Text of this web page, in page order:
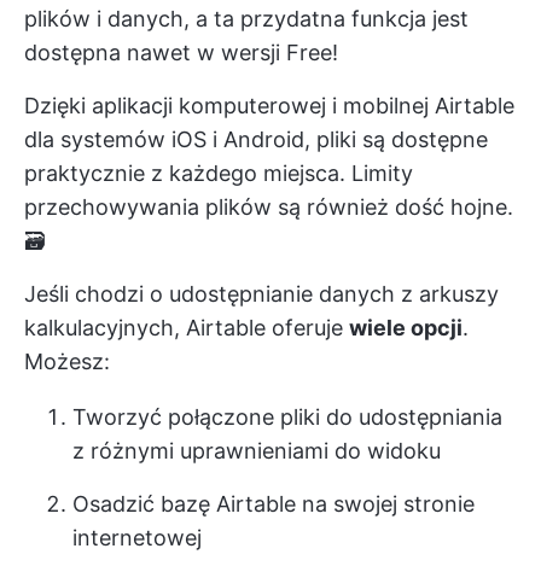
plików i danych, a ta przydatna funkcja jest
dostępna nawet w wersji Free!
Dzięki aplikacji komputerowej i mobilnej Airtable
dla systemów iOS i Android, pliki są dostępne
praktycznie z każdego miejsca. Limity
przechowywania plików są również dość hojne.
🗃️
Jeśli chodzi o udostępnianie danych z arkuszy
kalkulacyjnych, Airtable oferuje wiele opcji.
Możesz:
Tworzyć połączone pliki do udostępniania
z różnymi uprawnieniami do widoku
Osadzić bazę Airtable na swojej stronie
internetowej